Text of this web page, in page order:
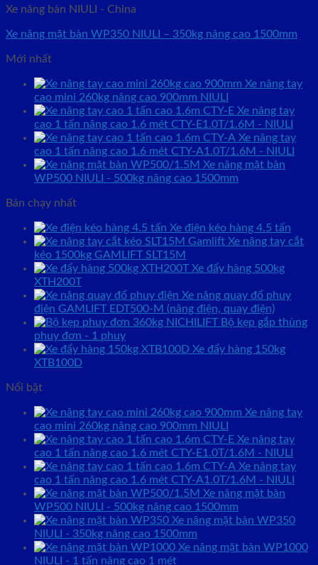
Xe nâng bàn NIULI - China
Xe nâng mặt bàn WP350 NIULI – 350kg nâng cao 1500mm
Mới nhất
Xe nâng tay
cao mini 260kg nâng cao 900mm NIULI
Xe nâng tay
cao 1 tấn nâng cao 1.6 mét CTY-E1.0T/1.6M - NIULI
Xe nâng tay
cao 1 tấn nâng cao 1.6 mét CTY-A1.0T/1.6M - NIULI
Xe nâng mặt bàn
WP500 NIULI - 500kg nâng cao 1500mm
Bán chạy nhất
Xe điện kéo hàng 4.5 tấn
Xe nâng tay cắt
kéo 1500kg GAMLIFT SLT15M
Xe đẩy hàng 500kg
XTH200T
Xe nâng quay đổ phuy
điện GAMLIFT EDT500-M (nâng điện, quay điện)
Bộ kẹp gắp thùng
phuy đơn - 1 phuy
Xe đẩy hàng 150kg
XTB100D
Nổi bật
Xe nâng tay
cao mini 260kg nâng cao 900mm NIULI
Xe nâng tay
cao 1 tấn nâng cao 1.6 mét CTY-E1.0T/1.6M - NIULI
Xe nâng tay
cao 1 tấn nâng cao 1.6 mét CTY-A1.0T/1.6M - NIULI
Xe nâng mặt bàn
WP500 NIULI - 500kg nâng cao 1500mm
Xe nâng mặt bàn WP350
NIULI - 350kg nâng cao 1500mm
Xe nâng mặt bàn WP1000
NIULI - 1 tấn nâng cao 1 mét